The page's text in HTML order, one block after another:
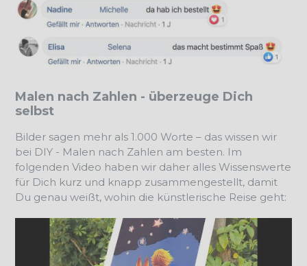
Malen nach Zahlen - überzeuge Dich
selbst
Bilder sagen mehr als 1.000 Worte – das wissen wir
bei DIY - Malen nach Zahlen am besten. Im
folgenden Video haben wir daher alles Wissenswerte
für Dich kurz und knapp zusammengestellt, damit
Du genau weißt, wohin die künstlerische Reise geht: